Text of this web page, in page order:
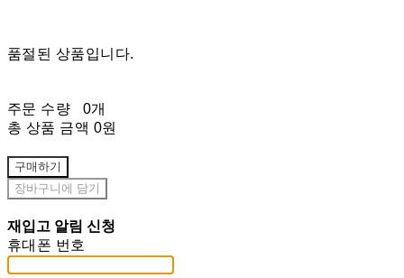
품절된 상품입니다.
주문 수량
0개
총 상품 금액 0원
구매하기
장바구니에 담기
재입고 알림 신청
휴대폰 번호